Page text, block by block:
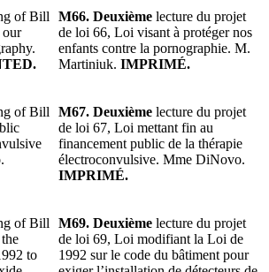
of Bill
our
M66. Deuxième lecture du projet
de loi 66, Loi visant à protéger nos
enfants contre la pornographie. M.
Martiniuk. IMPRIMÉ.
of Bill
M67. Deuxième lecture du projet
de loi 67, Loi mettant fin au
financement public de la thérapie
électroconvulsive. Mme DiNovo.
IMPRIMÉ.
of Bill
to
M69. Deuxième lecture du projet
de loi 69, Loi modifiant la Loi de
1992 sur le code du bâtiment pour